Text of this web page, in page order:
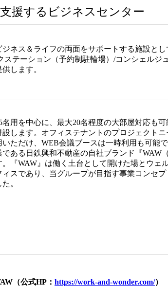
援するビジネスセンター
ネス＆ライフの両面をサポートする施設と
ステーション（予約制駐輪場）/コンシェル
します。
用を中心に、最大20名程度の大部屋対応も可
します。オフィステナントのプロジェクトニ
ただけ、WEB会議ブースは一時利用も可能
ある日鉄興和不動産の自社ブランド『WAW
『WAW』は働く土台として開けた場とウェ
スであり、当グループが目指す事業コンセプ
。
（公式HP： https://work-and-wonder.com/）